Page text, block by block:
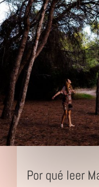
Por qué leer